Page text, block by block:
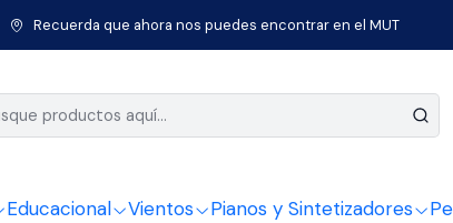
Educacional Vientos Pianos y Sintetizadores
Recuerda que ahora nos puedes encontrar en el MUT
Micrófonos Atril micrófono Atril Microfono Metal Boom
|
Atril